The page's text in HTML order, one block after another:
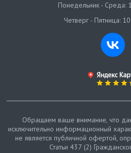
Понедельник - Среда:
Четверг - Пятница:
Обращаем ваше внимание, что
исключительно информационный
не является публичной офертой,
Статьи 437 (2)